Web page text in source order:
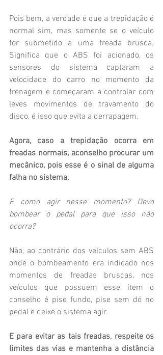
Pois bem, a verdade é que a trepidação é
normal sim, mas somente se o veículo
for submetido a uma freada brusca.
Significa que o ABS foi acionado, os
sensores do sistema captaram a
velocidade do carro no momento da
frenagem e começaram a controlar com
leves movimentos de travamento do
disco, é isso que evita a derrapagem.
Agora, caso a trepidação ocorra em
freadas normais, aconselho procurar um
mecânico, pois esse é o sinal de alguma
falha no sistema.
E como agir nesse momento? Devo
bombear o pedal para que isso não
ocorra?
Não, ao contrário dos veículos sem ABS
onde o bombeamento era indicado nos
momentos de freadas bruscas, nos
veículos que possuem esse item o
conselho é pise fundo, pise sem dó no
pedal e deixe o sistema agir.
E para evitar as tais freadas, respeite os
limites das vias e mantenha a distância